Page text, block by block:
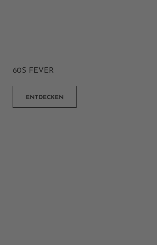
60S FEVER
ENTDECKEN